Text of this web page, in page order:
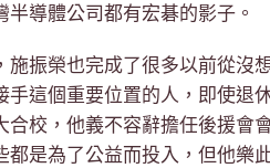
導體公司都有宏碁的影子。
施振榮也完成了很多以前從沒
這個重要位置的人，即使退
校，他義不容辭擔任後援會
是為了公益而投入，但他樂